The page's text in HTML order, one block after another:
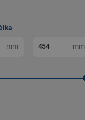
mm - mm